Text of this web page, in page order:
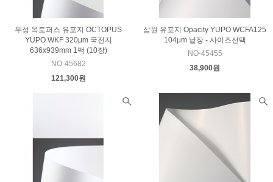
두성 옥토퍼스 유포지 OCTOPUS
YUPO WKF 320μm 국전지
636x939mm 1팩 (10장)
NO-45682
121,300원
삼원 유포지 Opacity YUPO WCFA125
104μm 낱장 - 사이즈선택
NO-45455
38,900원